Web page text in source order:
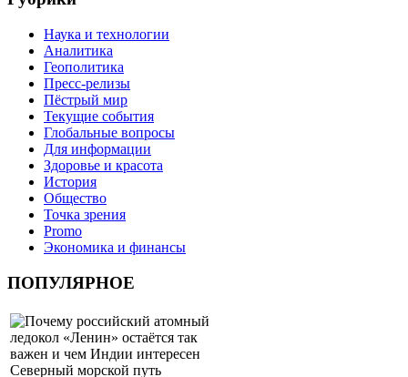
Наука и технологии
Аналитика
Геополитика
Пресс-релизы
Пёстрый мир
Текущие события
Глобальные вопросы
Для информации
Здоровье и красота
История
Общество
Точка зрения
Promo
Экономика и финансы
ПОПУЛЯРНОЕ